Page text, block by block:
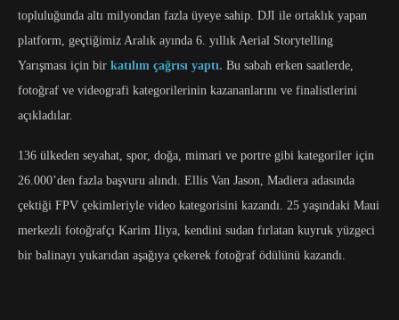
topluluğunda altı milyondan fazla üyeye sahip. DJI ile ortaklık yapan
platform, geçtiğimiz Aralık ayında 6. yıllık Aerial Storytelling
Yarışması için bir katılım çağrısı yaptı. Bu sabah erken saatlerde,
fotoğraf ve videografi kategorilerinin kazananlarını ve finalistlerini
açıkladılar.
136 ülkeden seyahat, spor, doğa, mimari ve portre gibi kategoriler için
26.000’den fazla başvuru alındı. Ellis Van Jason, Madiera adasında
çektiği FPV çekimleriyle video kategorisini kazandı. 25 yaşındaki Maui
merkezli fotoğrafçı Karim Iliya, kendini sudan fırlatan kuyruk yüzgeci
bir balinayı yukarıdan aşağıya çekerek fotoğraf ödülünü kazandı.